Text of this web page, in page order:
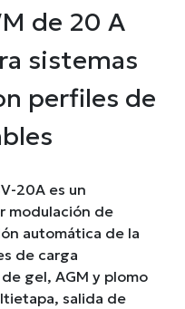
de 20 A
sistemas
perfiles de
20A es un
modulación de
automática de la
de carga
gel, AGM y plomo
salida de